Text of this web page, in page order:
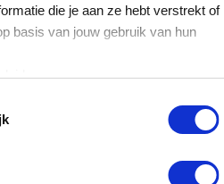
die je aan ze hebt verstrekt of
basis van jouw gebruik van hun
saldo geldig?
op de VVV cadeaukaart
geldig.